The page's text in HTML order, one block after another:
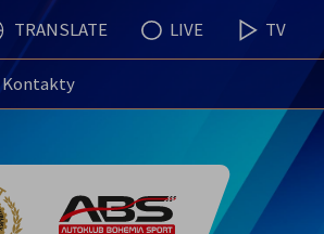
TRANSLATE LIVE TV
Kontakty